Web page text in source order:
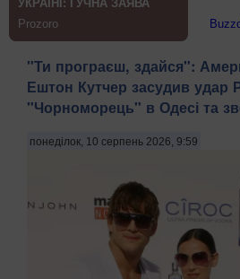
"Ти програєш, здайся":
Ештон Кутчер засудив удар
"Чорноморець" в Одесі та
понеділок, 10 серпень 2026, 9:59